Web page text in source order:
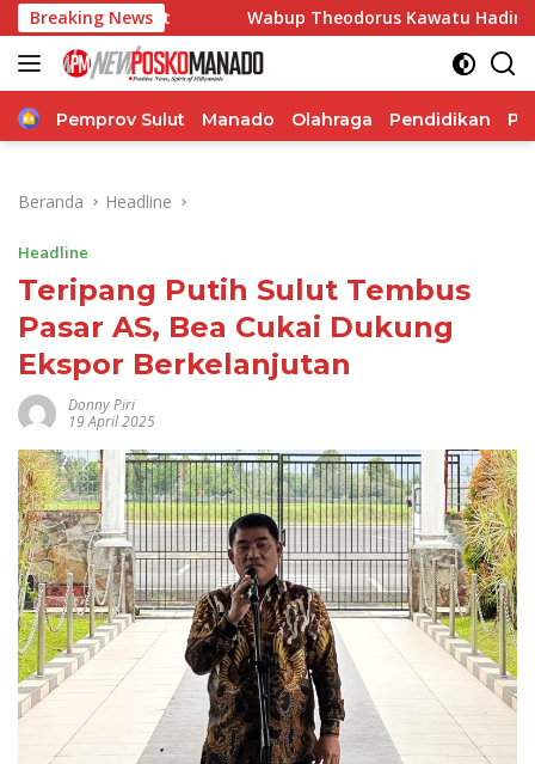
Langsung
ke
konten
Breaking NewsWabup Theodorus Kawatu Hadiri HUT ke-166 Desa
Home
Pemprov Sulut Manado Olahraga Pendidikan
Beranda Headline
Headline
Teripang Putih Sulut Tembus
Pasar AS, Bea Cukai Dukung
Ekspor Berkelanjutan
Donny Piri
19 April 2025